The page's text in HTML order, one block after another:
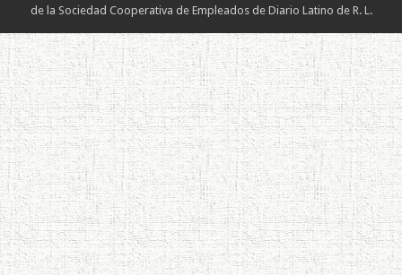
de la Sociedad Cooperativa de Empleados de Diario Latino de R. L.